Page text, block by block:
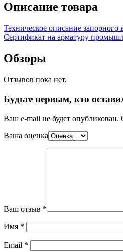
Описание товара
Техническое описание
Сертификат на арматуру
Обзоры
Отзывов пока нет.
Будьте первым, кто
Ваш e-mail не будет опубликован.
Ваша оценка
Ваш отзыв *
Имя *
Email *